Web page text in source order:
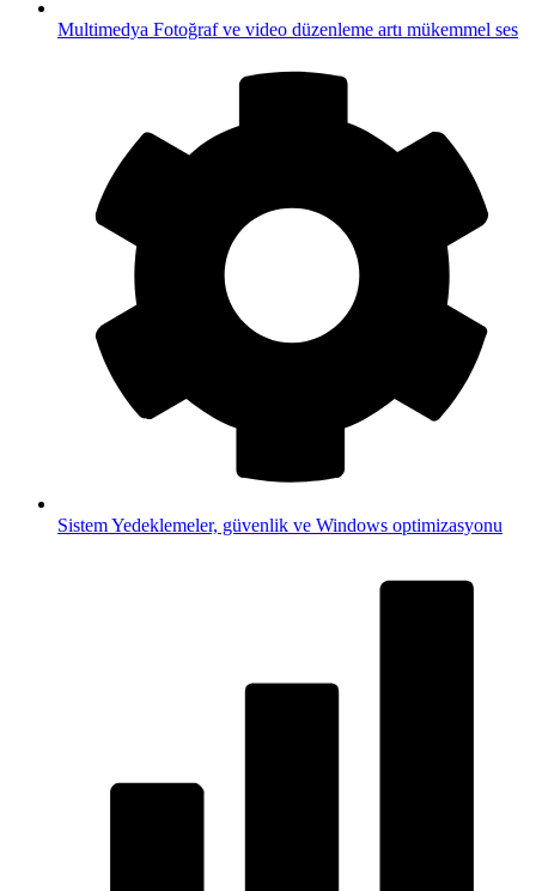
Multimedya Fotoğraf ve video düzenleme artı mükemmel ses
SistemYedeklemeler, güvenlik ve Windows optimizasyonu